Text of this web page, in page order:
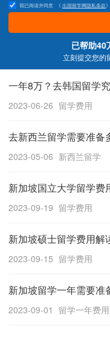
我已阅读并同意 《出国留学网隐私条款》
已帮助40
立刻提交您的
一年8万？去韩国留学
2023-06-26 留学费用
去新西兰留学需要准备
2023-05-06 新西兰留学
新加坡国立大学留学费
2023-09-19 留学费用
新加坡硕士留学费用解
2023-09-15 留学费用
新加坡留学一年需要准
2023-09-01 留学一年费用